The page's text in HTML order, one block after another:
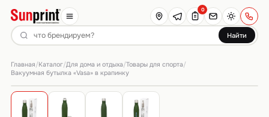
Найти
0
Главная/Каталог/Для дома и отдыха/Товары для спорта/
Вакуумная бутылка «Vasa» в крапинку